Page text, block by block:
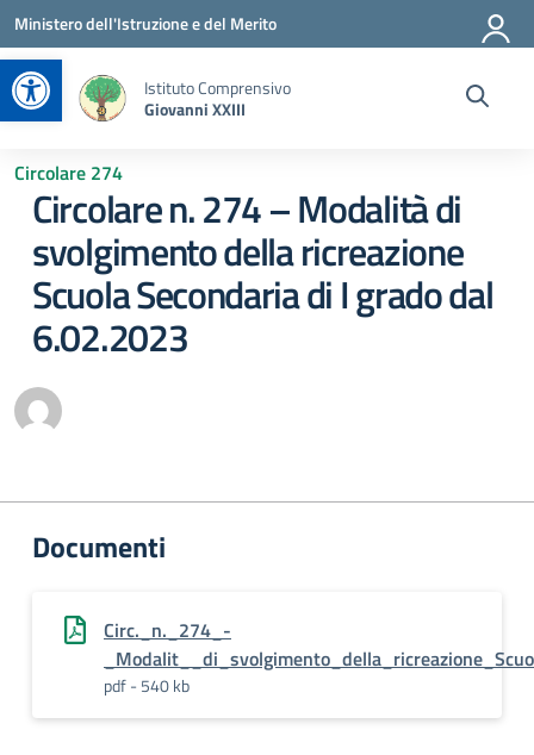
Apri la barra degli strumenti
Vai ai contenuti
Vai al menu di navigazione
Vai al footer
Ministero dell'Istruzione e del Merito
Istituto Comprensivo
Giovanni XXIII
Circolare 274
Circolare n. 274 – Modalità di
svolgimento della ricreazione
Scuola Secondaria di I grado dal
6.02.2023
Documenti
Circ._n._274_-
pdf - 540 kb